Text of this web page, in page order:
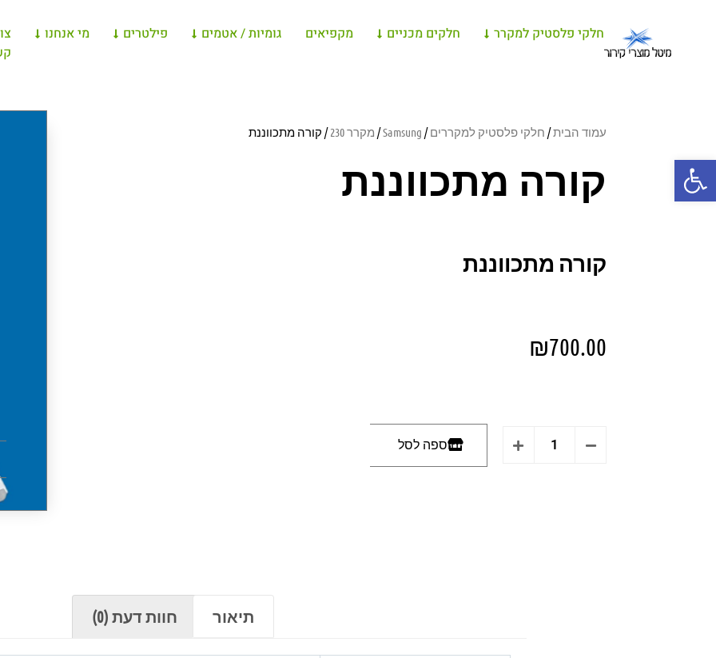
פתח סרגל נגישות
חלקי פלסטיק למקרר חלקים מכניים מקפיאים גומיות / אטמים פילטרים מי אנחנו
עמוד הבית/ חלקי פלסטיק למקררים/
Samsung
/ מקרר 230 / קורה מתכווננת
קורה מתכווננת
קורה מתכווננת
₪700.00
הוספה לסל
תיאור חוות דעת (0)